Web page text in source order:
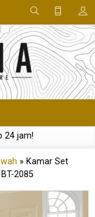
24 jam!
» Kamar Set
2085